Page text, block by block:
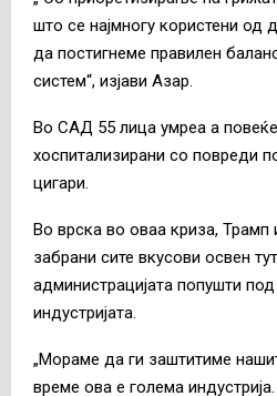
што се најмногу користени од
да постигнеме правилен
систем“, изјави Азар.
Во САД 55 лица умреа а
хоспитализирани со повреди
цигари.
Во врска во оваа криза, Трамп
забрани сите вкусови освен
администрацијата попушти
индустријата.
„Мораме да ги заштитиме
време ова е голема